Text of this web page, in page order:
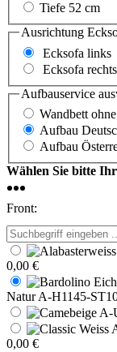
Tiefe 52 cm
Ausrichtung
Ecksofa links
Ecksofa rechts
Aufbauservice
Wandbett
Aufbau
Aufbau
Wählen Sie bitte
Front:
0,00 €
Natur A-H1145-
0,00 €